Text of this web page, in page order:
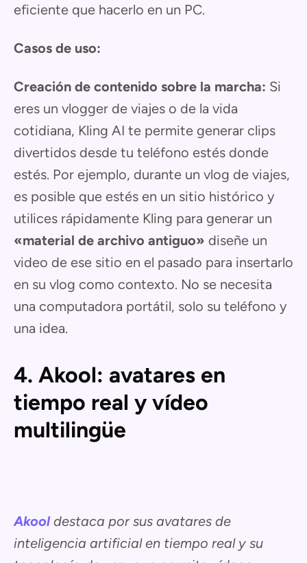
eficiente que hacerlo en un PC.
Casos de uso:
Creación de contenido sobre la marcha: Si
eres un vlogger de viajes o de la vida
cotidiana, Kling AI te permite generar clips
divertidos desde tu teléfono estés donde
estés. Por ejemplo, durante un vlog de viajes,
es posible que estés en un sitio histórico y
utilices rápidamente Kling para generar un
«material de archivo antiguo» diseñe un
video de ese sitio en el pasado para insertarlo
en su vlog como contexto. No se necesita
una computadora portátil, solo su teléfono y
una idea.
4. Akool: avatares en
tiempo real y vídeo
multilingüe
Akool destaca por sus avatares de
inteligencia artificial en tiempo real y su